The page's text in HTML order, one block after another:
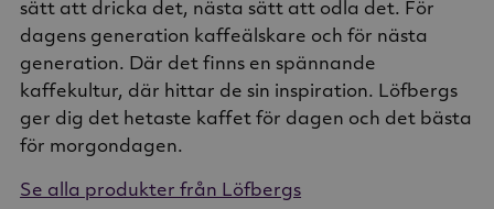
sätt att dricka det, nästa sätt att odla det. För
dagens generation kaffeälskare och för nästa
generation. Där det finns en spännande
kaffekultur, där hittar de sin inspiration. Löfbergs
ger dig det hetaste kaffet för dagen och det bästa
för morgondagen.
Se alla produkter från Löfbergs